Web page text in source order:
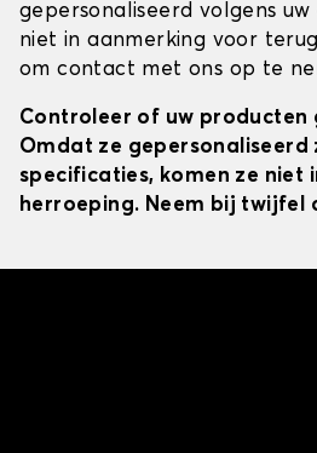
gepersonaliseerd volgens
niet in aanmerking voor
om contact met ons op te
Controleer of uw producten
Omdat ze gepersonaliseerd
specificaties, komen ze niet
herroeping. Neem bij twijfel